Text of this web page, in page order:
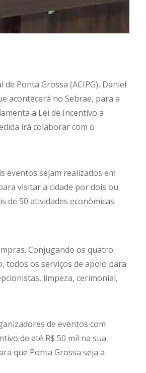
Ponta Grossa (ACIPG), Daniel
acontecerá no Sebrae, para a
a Lei de Incentivo a
irá colaborar com o
eventos sejam realizados em
visitar a cidade por dois ou
de 50 atividades econômicas.
Conjugando os quatro
todos os serviços de apoio para
limpeza, cerimonial,
de eventos com
de até R$ 50 mil na sua
que Ponta Grossa seja a